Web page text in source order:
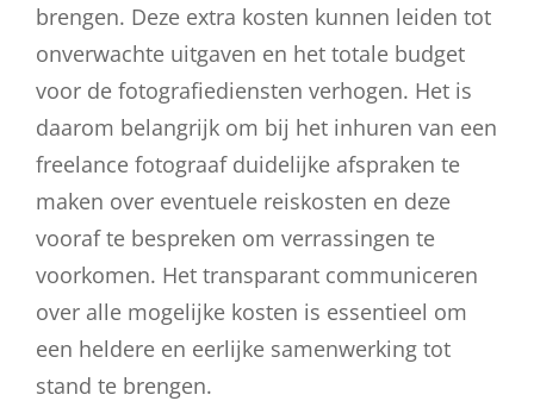
brengen. Deze extra kosten kunnen leiden tot
onverwachte uitgaven en het totale budget
voor de fotografiediensten verhogen. Het is
daarom belangrijk om bij het inhuren van een
freelance fotograaf duidelijke afspraken te
maken over eventuele reiskosten en deze
vooraf te bespreken om verrassingen te
voorkomen. Het transparant communiceren
over alle mogelijke kosten is essentieel om
een heldere en eerlijke samenwerking tot
stand te brengen.